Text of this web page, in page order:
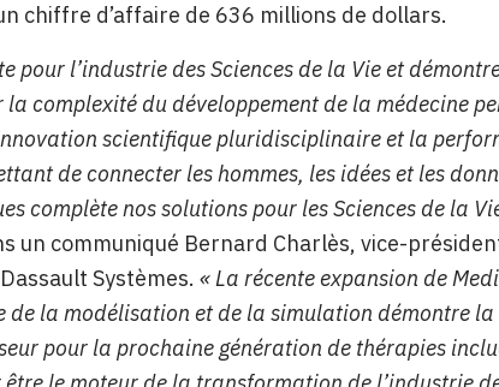
chiffre d’affaire de 636 millions de dollars.
pour l’industrie des Sciences de la Vie et
complexité du développement de la médecine
scientifique pluridisciplinaire et la
de connecter les hommes, les idées et les
complète nos solutions pour les Sciences de la
un communiqué Bernard Charlès, vice-
Systèmes. « La récente expansion de
de la modélisation et de la simulation démontre
pour la prochaine génération de thérapies